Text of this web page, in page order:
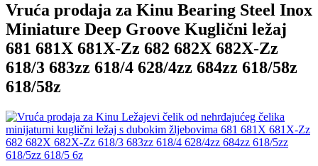
Vruća prodaja za Kinu Bearing Steel Inox
Miniature Deep Groove Kuglični ležaj
681 681X 681X-Zz 682 682X 682X-Zz
618/3 683zz 618/4 628/4zz 684zz 618/58z
618/58z